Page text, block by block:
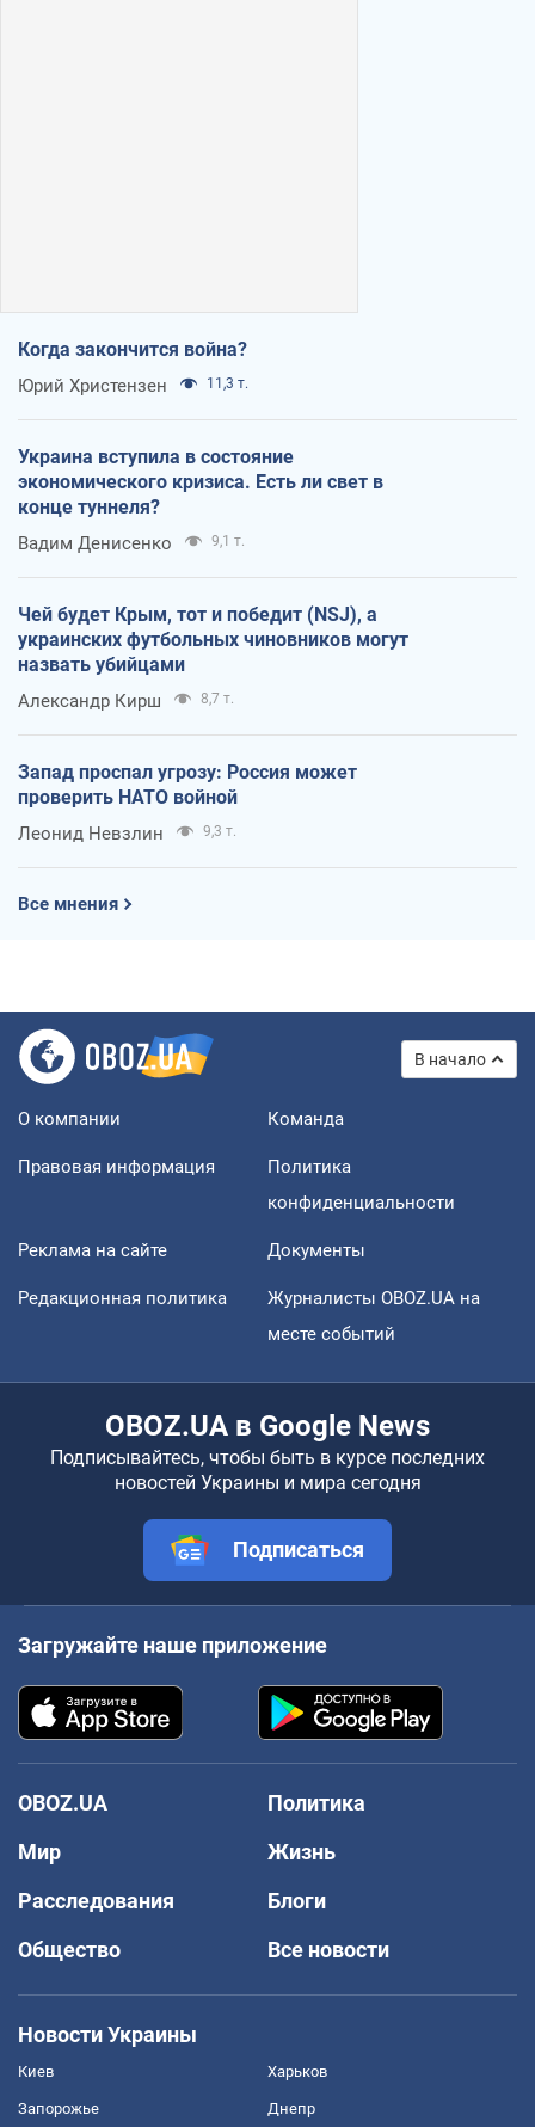
Когда закончится война?
Юрий Христензен 11,3 т.
Украина вступила в состояние
экономического кризиса. Есть ли свет в
конце туннеля?
Вадим Денисенко 9,1 т.
Чей будет Крым, тот и победит (NSJ), а
украинских футбольных чиновников могут
назвать убийцами
Александр Кирш 8,7 т.
Запад проспал угрозу: Россия может
проверить НАТО войной
Леонид Невзлин 9,3 т.
Все мнения
В начало
О компании Команда
Правовая информация
Политика
конфиденциальности
Реклама на сайте Документы
Редакционная политика
Журналисты OBOZ.UA на
месте событий
OBOZ.UA в Google News
Подписывайтесь, чтобы быть в курсе последних
новостей Украины и мира сегодня
Подписаться
Загружайте наше приложение
OBOZ.UA
Политика
Мир
Жизнь
Расследования
Блоги
Общество
Все новости
Новости Украины
Киев Харьков
Запорожье Днепр